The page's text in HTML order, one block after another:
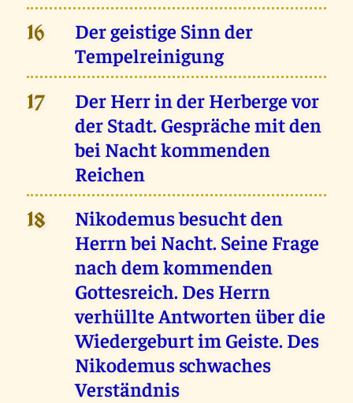
16
Der geistige Sinn der
Tempelreinigung
17
Der Herr in der Herberge vor
der Stadt. Gespräche mit den
bei Nacht kommenden
Reichen
18
Nikodemus besucht den
Herrn bei Nacht. Seine Frage
nach dem kommenden
Gottesreich. Des Herrn
verhüllte Antworten über die
Wiedergeburt im Geiste. Des
Nikodemus schwaches
Verständnis